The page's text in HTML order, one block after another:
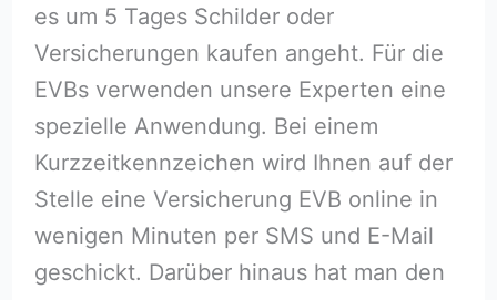
es um 5 Tages Schilder oder
Versicherungen kaufen angeht. Für die
EVBs verwenden unsere Experten eine
spezielle Anwendung. Bei einem
Kurzzeitkennzeichen wird Ihnen auf der
Stelle eine Versicherung EVB online in
wenigen Minuten per SMS und E-Mail
geschickt. Darüber hinaus hat man den